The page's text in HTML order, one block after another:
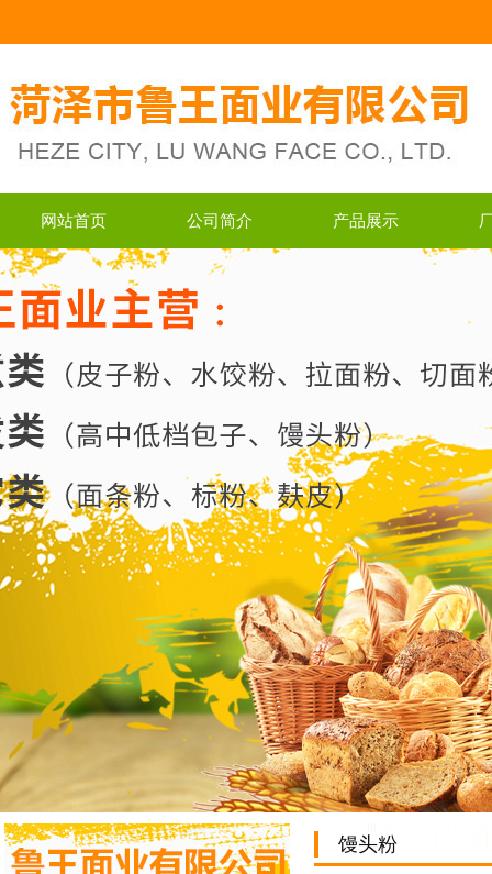
网站首页 公司简介 产品展示
馒头粉